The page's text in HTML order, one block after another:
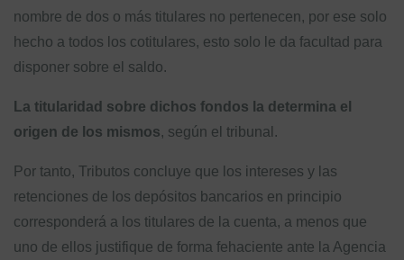
nombre de dos o más titulares no pertenecen, por ese solo
hecho a todos los cotitulares, esto solo le da facultad para
disponer sobre el saldo.
La titularidad sobre dichos fondos la determina el
origen de los mismos, según el tribunal.
Por tanto, Tributos concluye que los intereses y las
retenciones de los depósitos bancarios en principio
corresponderá a los titulares de la cuenta, a menos que
uno de ellos justifique de forma fehaciente ante la Agencia